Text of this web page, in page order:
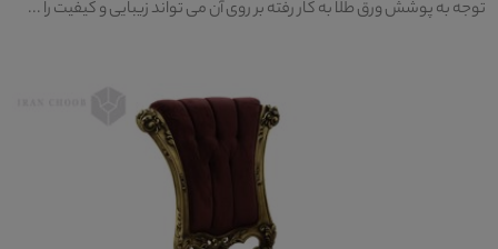
توجه به پوشش ورق طلا به کار رفته بر روی آن می تواند زیبایی و کیفیت را ...